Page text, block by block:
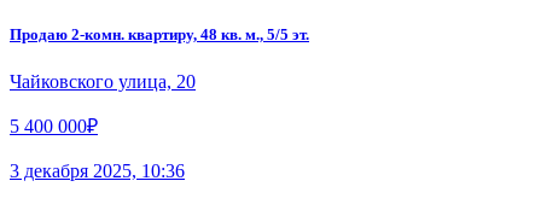
Продаю 2-комн. квартиру, 48 кв. м., 5/5 эт.
Чайковского улица, 20
5 400 000₽
3 декабря 2025, 10:36